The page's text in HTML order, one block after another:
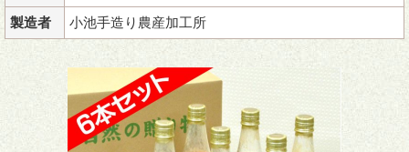
製造者 小池手造り農産加工所